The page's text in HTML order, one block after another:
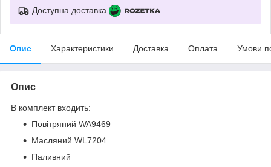
Доступна доставка
Опис Характеристики Доставка Оплата Умови
Опис
В комплект входить:
Повітряний WA9469
Масляний WL7204
Паливний